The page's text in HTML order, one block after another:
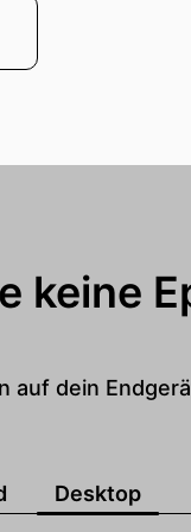
keine
auf dein
Desktop